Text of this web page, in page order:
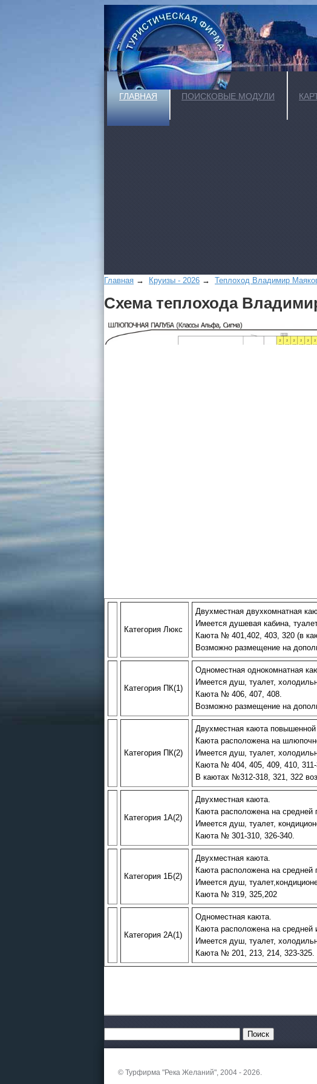
ГЛАВНАЯ ПОИСКОВЫЕ МОДУЛИ
Главная → Круизы - 2026 → Теплоход Владимир
Схема теплохода
Категория Люкс
Двухместная двухкомнатная
Имеется душевая кабина,
Каюта № 401,402, 403, 320 (в
Возможно размещение на
Категория ПК(1)
Одноместная однокомнатная
Имеется душ, туалет,
Каюта № 406, 407, 408.
Возможно размещение на
Категория ПК(2)
Двухместная каюта повышенной
Каюта расположена на
Имеется душ, туалет,
Каюта № 404, 405, 409, 410, 311-
В каютах №312-318, 321, 322
Категория 1А(2)
Двухместная каюта.
Каюта расположена на средней
Имеется душ, туалет,
Каюта № 301-310, 326-340.
Категория 1Б(2)
Двухместная каюта.
Каюта расположена на средней
Имеется душ,
Каюта № 319, 325,202
Категория 2А(1)
Одноместная каюта.
Каюта расположена на средней
Имеется душ, туалет,
Каюта № 201, 213, 214, 323-325.
© Турфирма "Река Желаний", 2004 - 2026.